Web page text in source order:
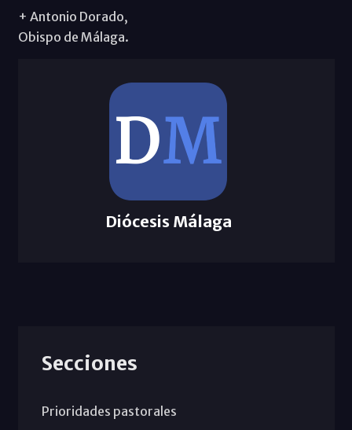
+ Antonio Dorado,
Obispo de Málaga.
Diócesis Málaga
Secciones
Prioridades pastorales